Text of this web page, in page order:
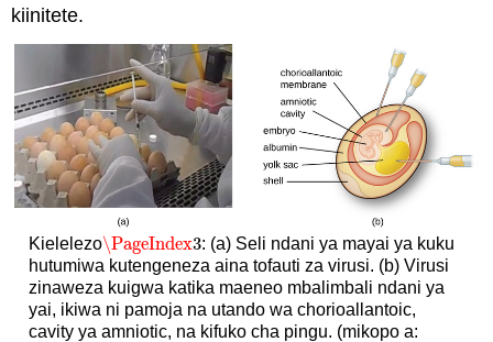
kiinitete.
Kielelezo\PageIndex3
\PageIndex3: (a) Seli ndani ya mayai ya kuku
hutumiwa kutengeneza aina tofauti za virusi. (b) Virusi
zinaweza kuigwa katika maeneo mbalimbali ndani ya
yai, ikiwa ni pamoja na utando wa chorioallantoic,
cavity ya amniotic, na kifuko cha pingu. (mikopo a: